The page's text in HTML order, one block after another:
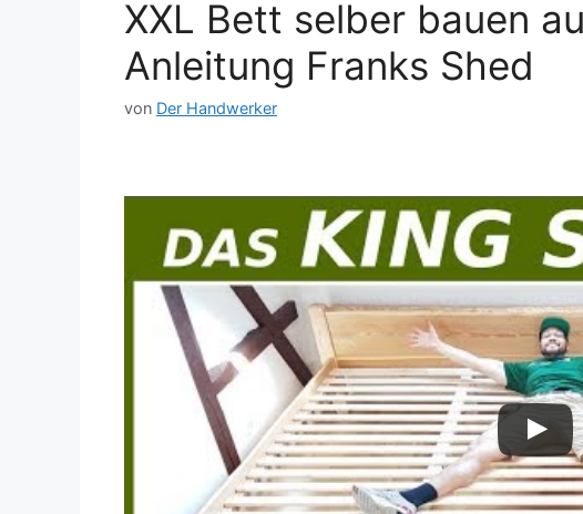
XXL Bett selber bauen
Anleitung Franks Shed
von Der Handwerker
Dieses Video auf YouTube ansehen